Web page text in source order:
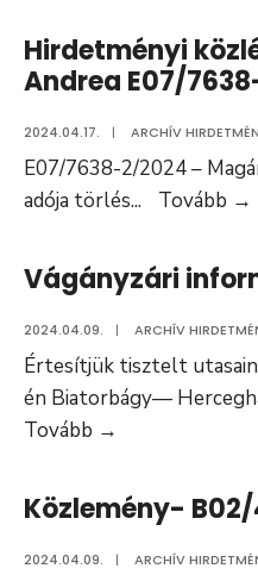
Hirdetményi
Andrea E07/
2024.04.17. | ARCHÍV
E07/7638-2/2024 –
adója törlés... Tovább →
Vágányzári
2024.04.09. | ARCHÍV
Értesítjük tisztelt
én Biatorbágy—
Tovább →
Közlemény-
2024.04.09. | ARCHÍV